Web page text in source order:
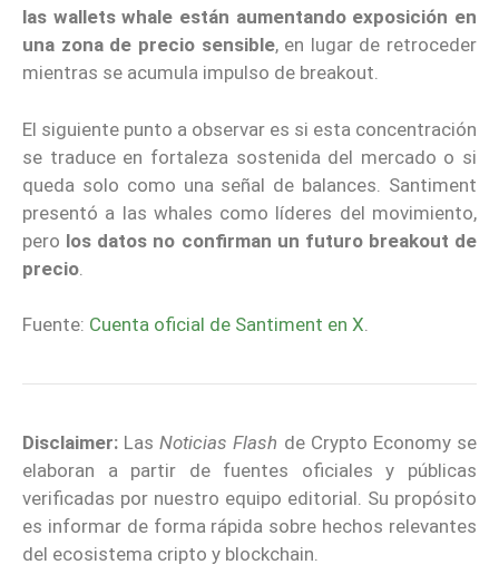
las wallets whale están aumentando exposición en
una zona de precio sensible, en lugar de retroceder
mientras se acumula impulso de breakout.
El siguiente punto a observar es si esta concentración
se traduce en fortaleza sostenida del mercado o si
queda solo como una señal de balances. Santiment
presentó a las whales como líderes del movimiento,
pero los datos no confirman un futuro breakout de
precio
Fuente: Cuenta oficial de Santiment en X.
Disclaimer: LasNoticias Flash de Crypto Economy se
elaboran a partir de fuentes oficiales y públicas
verificadas por nuestro equipo editorial. Su propósito
es informar de forma rápida sobre hechos relevantes
del ecosistema cripto y blockchain.